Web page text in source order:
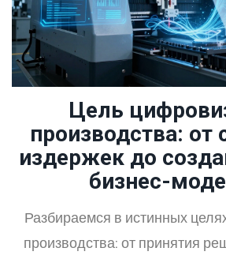
Цель
производства: от
издержек до
бизнес-
Разбираемся в истинных
производства: от принятия